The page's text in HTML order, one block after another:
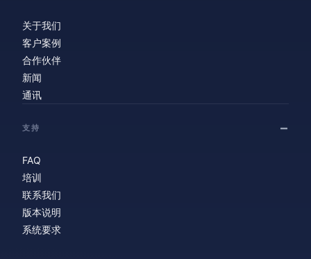
关于我们
客户案例
合作伙伴
新闻
通讯
支持
FAQ
培训
联系我们
版本说明
系统要求